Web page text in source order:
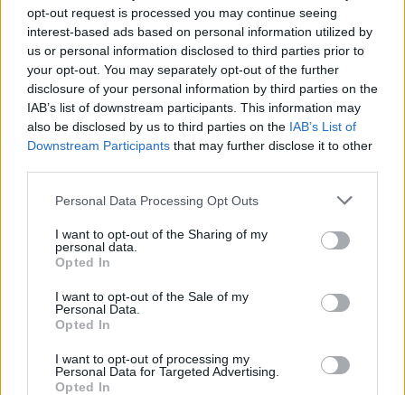
opt-out request is processed you may continue seeing
interest-based ads based on personal information utilized by
us or personal information disclosed to third parties prior to
your opt-out. You may separately opt-out of the further
disclosure of your personal information by third parties on the
IAB’s list of downstream participants. This information may
also be disclosed by us to third parties on the IAB’s List of
Downstream Participants that may further disclose it to other
Personal Data Processing Opt Outs
I want to opt-out of the Sharing of my
personal data.
Opted In
I want to opt-out of the Sale of my
Personal Data.
Opted In
I want to opt-out of processing my
Personal Data for Targeted Advertising.
Opted In
áruk 12-15 millió forint között mozog. A XIX. századi
anyagból az osztrák Rudolf von Alt városképei
említendők; kikiáltási áruk 1,2-1,8 millió forint.
Ugyanebből a sávból indulnak a XX. századi alkotók
közül Jándi Dávid, Molnár C. Pál és Kádár Béla
munkái is. A kortárs művek viszonylag szűk
kínálatából Konok Tamás, Fajó János és Tenk László